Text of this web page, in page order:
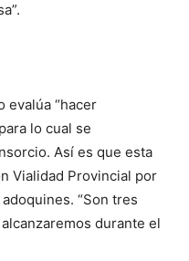
evalúa “hacer
lo cual se
Así es que esta
Vialidad Provincial por
“Son tres
durante el